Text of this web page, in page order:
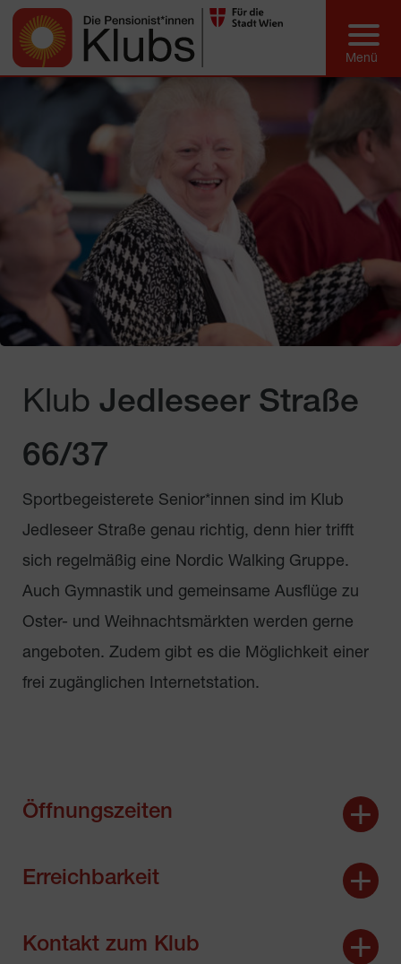
Klub Jedleseer Straße
66/37
Sportbegeisterete Senior*innen sind im Klub
Jedleseer Straße genau richtig, denn hier trifft
sich regelmäßig eine Nordic Walking Gruppe.
Auch Gymnastik und gemeinsame Ausflüge zu
Oster- und Weihnachtsmärkten werden gerne
angeboten. Zudem gibt es die Möglichkeit einer
frei zugänglichen Internetstation.
Öffnungszeiten
Erreichbarkeit
Kontakt zum Klub